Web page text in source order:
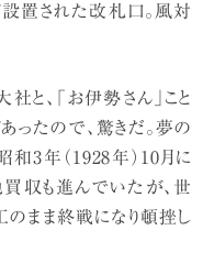
設置された改札口。風対
と、「お伊勢さん」こと
たので、驚きだ。夢の
和3年（1928年）10月に
収も進んでいたが、世
まま終戦になり頓挫し